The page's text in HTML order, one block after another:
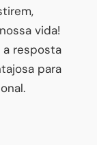
vida!
resposta
para